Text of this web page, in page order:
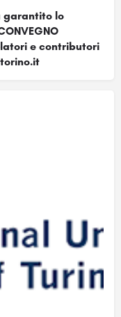
garantito lo
e contributori